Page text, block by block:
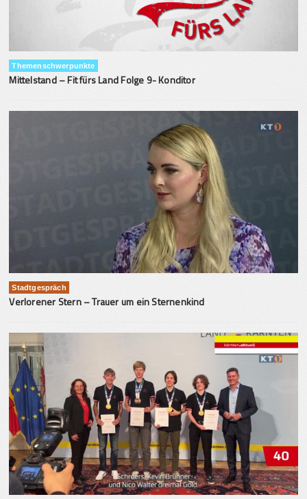
Themenschwerpunkte
Mittelstand – Fit fürs Land Folge 9- Konditor
Stadtgespräch
Verlorener Stern – Trauer um ein Sternenkind